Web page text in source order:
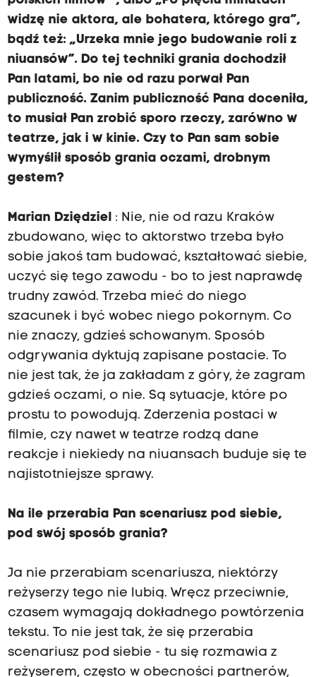
widzę nie aktora, ale bohatera, którego gra”,
bądź też: „Urzeka mnie jego budowanie roli z
niuansów”. Do tej techniki grania dochodził
Pan latami, bo nie od razu porwał Pan
publiczność. Zanim publiczność Pana doceniła,
to musiał Pan zrobić sporo rzeczy, zarówno w
teatrze, jak i w kinie. Czy to Pan sam sobie
wymyślił sposób grania oczami, drobnym
gestem?
Marian Dziędziel : Nie, nie od razu Kraków
zbudowano, więc to aktorstwo trzeba było
sobie jakoś tam budować, kształtować siebie,
uczyć się tego zawodu - bo to jest naprawdę
trudny zawód. Trzeba mieć do niego
szacunek i być wobec niego pokornym. Co
nie znaczy, gdzieś schowanym. Sposób
odgrywania dyktują zapisane postacie. To
nie jest tak, że ja zakładam z góry, że zagram
gdzieś oczami, o nie. Są sytuacje, które po
prostu to powodują. Zderzenia postaci w
filmie, czy nawet w teatrze rodzą dane
reakcje i niekiedy na niuansach buduje się te
najistotniejsze sprawy.
Na ile przerabia Pan scenariusz pod siebie,
pod swój sposób grania?
Ja nie przerabiam scenariusza, niektórzy
reżyserzy tego nie lubią. Wręcz przeciwnie,
czasem wymagają dokładnego powtórzenia
tekstu. To nie jest tak, że się przerabia
scenariusz pod siebie - tu się rozmawia z
reżyserem, często w obecności partnerów,